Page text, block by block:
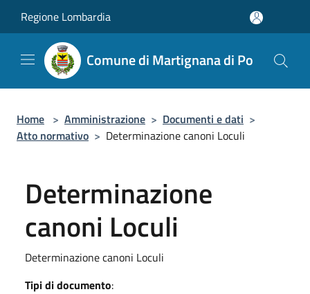
Regione Lombardia
Comune di Martignana di Po
Home > Amministrazione > Documenti e dati >
Atto normativo > Determinazione canoni Loculi
Determinazione
canoni Loculi
Determinazione canoni Loculi
Tipi di documento: